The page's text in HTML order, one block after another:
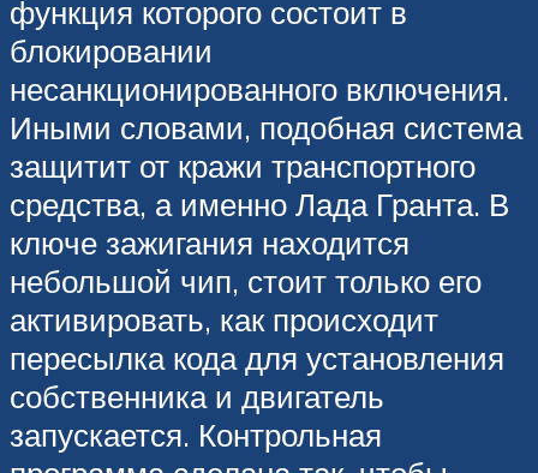
функция которого состоит в
блокировании
несанкционированного включения.
Иными словами, подобная система
защитит от кражи транспортного
средства, а именно Лада Гранта. В
ключе зажигания находится
небольшой чип, стоит только его
активировать, как происходит
пересылка кода для установления
собственника и двигатель
запускается. Контрольная